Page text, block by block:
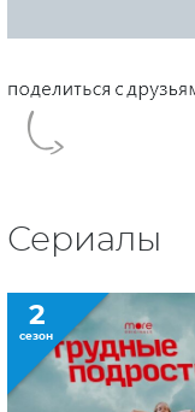
Сериалы
2
сезон